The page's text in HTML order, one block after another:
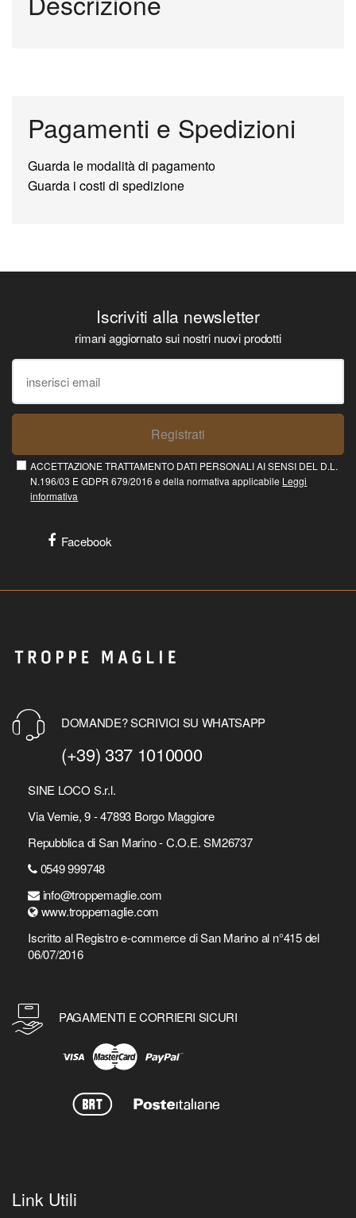
Pagamenti e Spedizioni
Guarda le modalità di pagamento
Guarda i costi di spedizione
Iscriviti alla newsletter
rimani aggiornato sui nostri nuovi prodotti
Registrati
ACCETTAZIONE TRATTAMENTO DATI PERSONALI AI SENSI DEL D.L.
N.196/03 E GDPR 679/2016 e della normativa applicabile Leggi
informativa
Facebook
DOMANDE? SCRIVICI SU WHATSAPP
(+39) 337 1010000
SINE LOCO S.r.l.
Via Vernie, 9 - 47893 Borgo Maggiore
Repubblica di San Marino - C.O.E. SM26737
0549 999748
info@troppemaglie.com
www.troppemaglie.com
Iscritto al Registro e-commerce di San Marino al n°415 del
06/07/2016
PAGAMENTI E CORRIERI SICURI
Link Utili